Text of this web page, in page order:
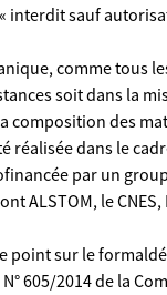
interdit sauf
comme tous
soit dans la
composition des
réalisée dans le
par un
ALSTOM, le CNES,
point sur le
605/2014 de la